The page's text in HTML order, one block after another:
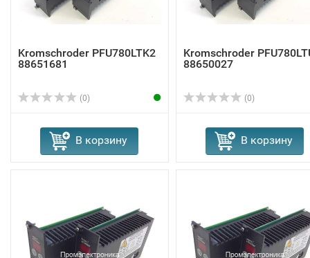
Kromschroder PFU780LTK2
88651681
(0)
В корзину
Kromschroder
88650027
(0)
В корзину